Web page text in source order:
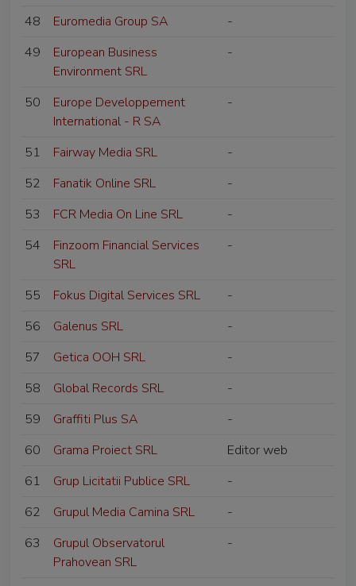
48 Euromedia Group SA
-
49
European Business
Environment SRL
-
50
Europe Developpement
International - R SA
-
51 Fairway Media SRL
-
52
Fanatik Online SRL
-
53
FCR Media On Line SRL
-
54
Finzoom Financial Services
SRL
-
55 Fokus Digital Services SRL
-
56
Galenus SRL
-
57
Getica OOH SRL
-
58
Global Records SRL
-
59
Graffiti Plus SA
-
60
Grama Proiect SRL
Editor web
61
Grup Licitatii Publice SRL
-
62
Grupul Media Camina SRL
-
63
Grupul Observatorul
Prahovean SRL
-